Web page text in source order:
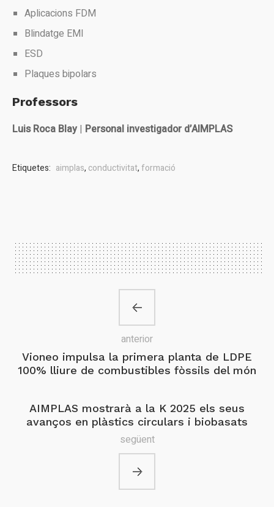
Aplicacions FDM
Blindatge EMI
ESD
Plaques bipolars
Professors
Luis Roca Blay | Personal investigador d’AIMPLAS
Etiquetes: aimplas, conductivitat,formació
Vioneo impulsa la primera planta de LDPE
100% lliure de combustibles fòssils del món
anterior
AIMPLAS mostrarà a la K 2025 els seus
avanços en plàstics circulars i biobasats
següent